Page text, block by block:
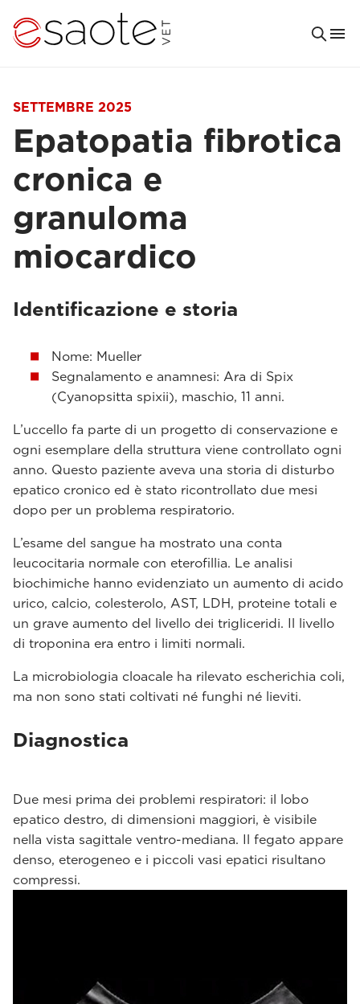
SETTEMBRE 2025
Epatopatia fibrotica
cronica e
granuloma
miocardico
Identificazione e storia
Nome: Mueller
Segnalamento e anamnesi: Ara di Spix
(Cyanopsitta spixii), maschio, 11 anni.
L’uccello fa parte di un progetto di conservazione e
ogni esemplare della struttura viene controllato ogni
anno. Questo paziente aveva una storia di disturbo
epatico cronico ed è stato ricontrollato due mesi
dopo per un problema respiratorio.
L’esame del sangue ha mostrato una conta
leucocitaria normale con eterofillia. Le analisi
biochimiche hanno evidenziato un aumento di acido
urico, calcio, colesterolo, AST, LDH, proteine totali e
un grave aumento del livello dei trigliceridi. Il livello
di troponina era entro i limiti normali.
La microbiologia cloacale ha rilevato escherichia coli,
ma non sono stati coltivati né funghi né lieviti.
Diagnostica
Due mesi prima dei problemi respiratori: il lobo
epatico destro, di dimensioni maggiori, è visibile
nella vista sagittale ventro-mediana. Il fegato appare
denso, eterogeneo e i piccoli vasi epatici risultano
compressi.